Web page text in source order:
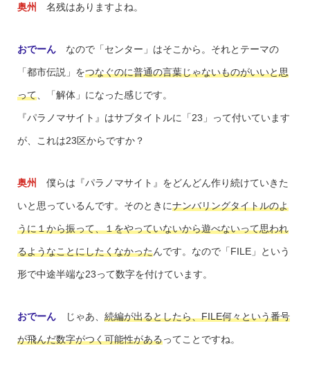
奥州 名残はありますよね。
おでーんなので「センター」はそこから。それとテーマの
「都市伝説」をつなぐのに普通の言葉じゃないものがいいと思
って、「解体」になった感じです。
『パラノマサイト』はサブタイトルに「23」って付いています
が、これは23区からですか？
奥州 僕らは『パラノマサイト』をどんどん作り続けていきた
いと思っているんです。そのときにナンバリングタイトルのよ
うに１から振って、１をやっていないから遊べないって思われ
るようなことにしたくなかったんです。なので「FILE」という
形で中途半端な23って数字を付けています。
おでーんじゃあ、 続編が出るとしたら、FILE何々という番号
が飛んだ数字がつく可能性があるってことですね。